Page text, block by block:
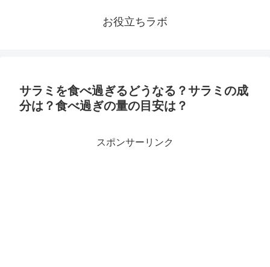
お役立ちラボ
サラミを食べ過ぎるどうなる？サラミの成
分は？食べ過ぎの量の目安は？
スポンサーリンク